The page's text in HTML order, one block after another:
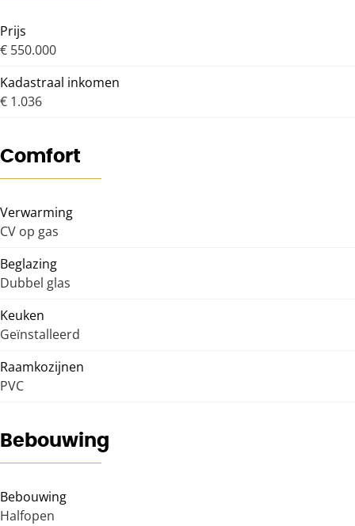
Prijs
€ 550.000
Kadastraal inkomen
€ 1.036
Comfort
Verwarming
CV op gas
Beglazing
Dubbel glas
Keuken
Geïnstalleerd
Raamkozijnen
PVC
Bebouwing
Bebouwing
Halfopen